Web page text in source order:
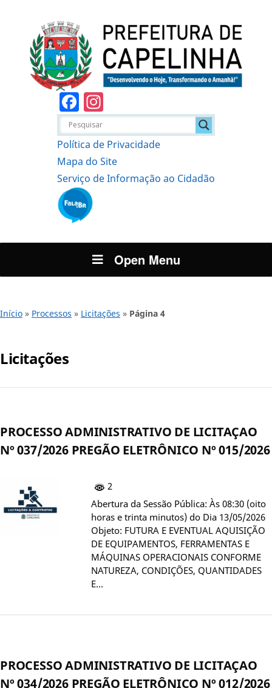
Facebook
Política de Privacidade
Mapa do Site
Serviço de Informação ao Cidadão
Open Menu
Início » Processos » Licitações » Página 4
Licitações
PROCESSO ADMINISTRATIVO DE LICITAÇAO
Nº 037/2026 PREGÃO ELETRÔNICO Nº 015/2026
2
Abertura da Sessão Pública: Às 08:30 (oito
horas e trinta minutos) do Dia 13/05/2026
Objeto: FUTURA E EVENTUAL AQUISIÇÃO
DE EQUIPAMENTOS, FERRAMENTAS E
MÁQUINAS OPERACIONAIS CONFORME
NATUREZA, CONDIÇÕES, QUANTIDADES
E…
PROCESSO ADMINISTRATIVO DE LICITAÇAO
Nº 034/2026 PREGÃO ELETRÔNICO Nº 012/2026